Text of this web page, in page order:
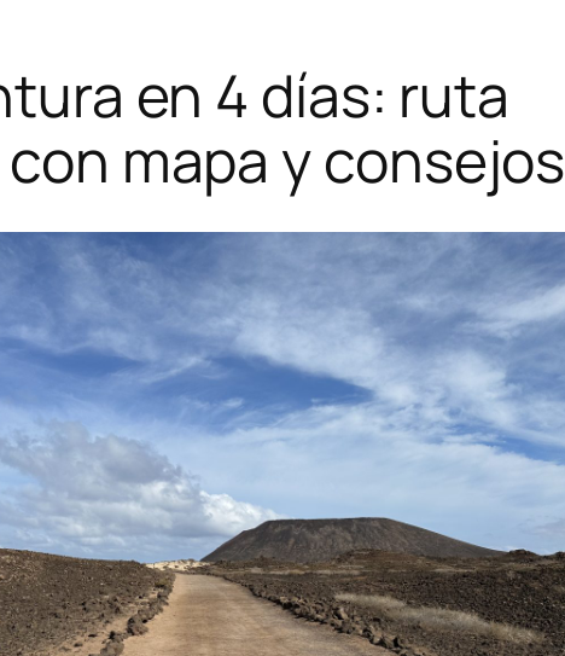
en 4 días: ruta
mapa y consejos